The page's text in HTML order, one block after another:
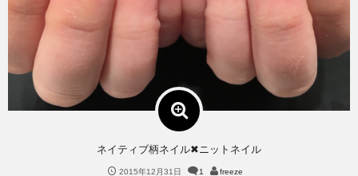
ネイティブ柄ネイル✖︎ニットネイル
2015年12月31日 1 freeze